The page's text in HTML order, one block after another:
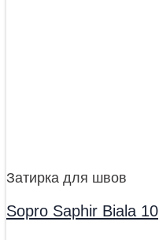
Затирка для швов
Sopro Saphir Biala 10